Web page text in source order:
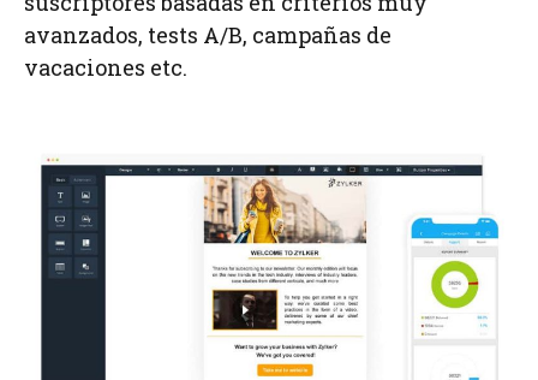
avanzados, tests A/B, campañas de
vacaciones etc.